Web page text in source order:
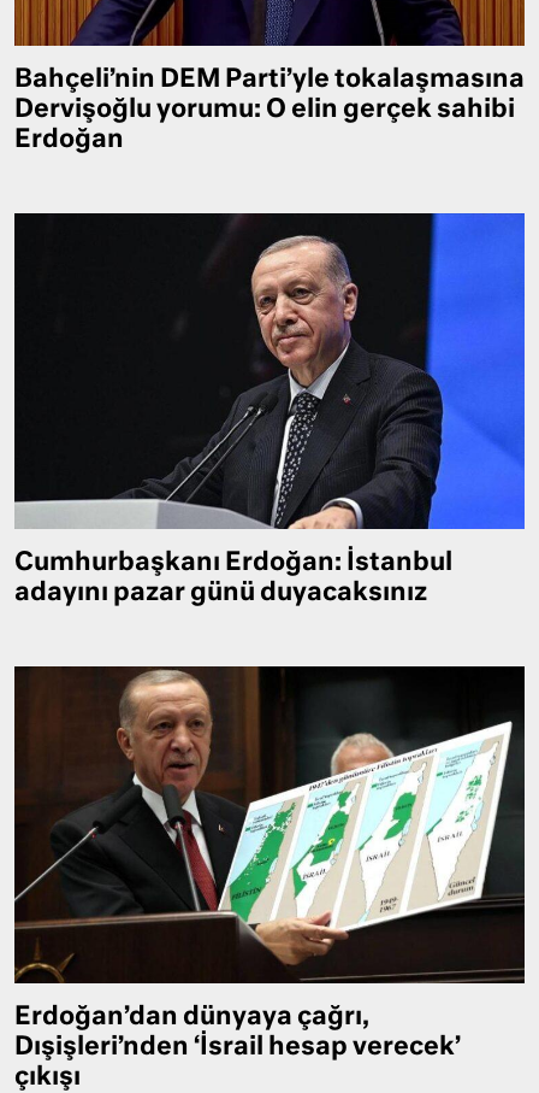
Bahçeli’nin DEM Parti’yle tokalaşmasına
Dervişoğlu yorumu: O elin gerçek sahibi
Erdoğan
Cumhurbaşkanı Erdoğan: İstanbul
adayını pazar günü duyacaksınız
Erdoğan’dan dünyaya çağrı,
Dışişleri’nden ‘İsrail hesap verecek’
çıkışı